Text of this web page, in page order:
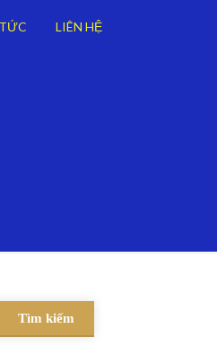
LIÊN HỆ